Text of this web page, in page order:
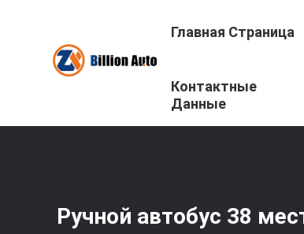
Главная Страница
Контактные
Данные
Продукция /
Ручной автобус 38